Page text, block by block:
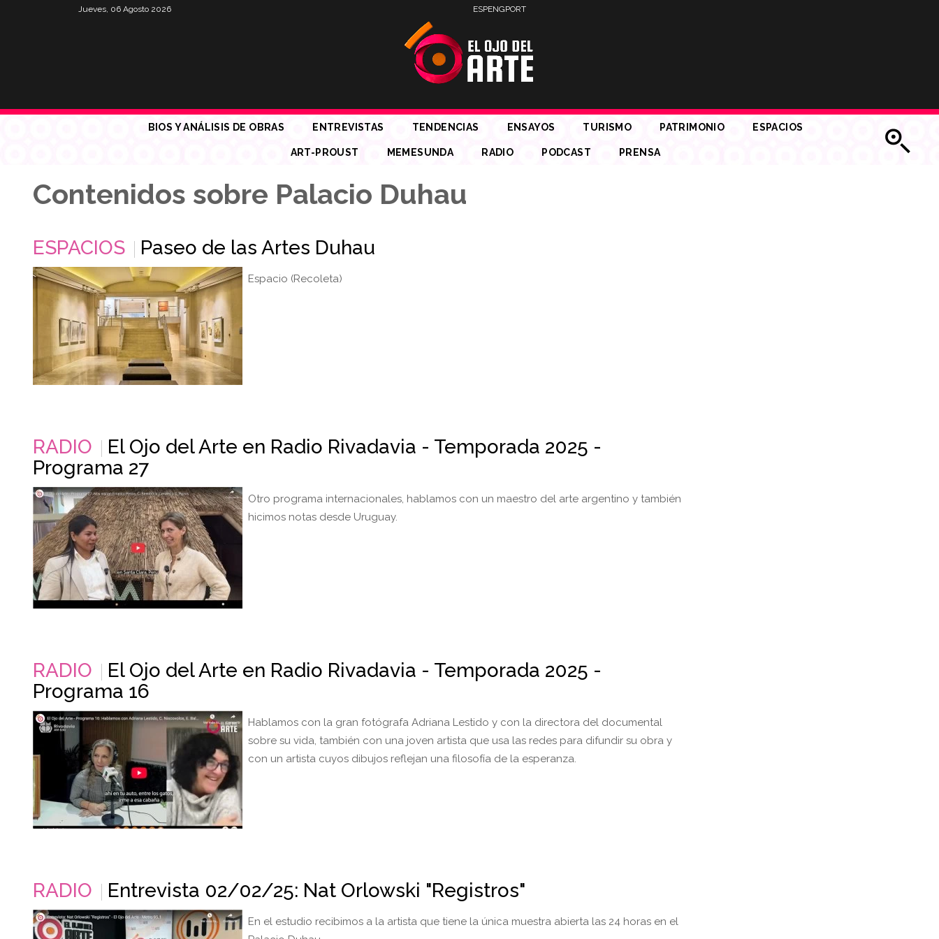
Jueves, 06 Agosto 2026 ESPENGPORT
BIOS Y ANÁLISIS DE OBRAS ENTREVISTAS TENDENCIAS ENSAYOS TURISMO PATRIMONIO ESPACIOS
ART-PROUST MEMESUNDA RADIO PODCAST PRENSA
Contenidos sobre Palacio Duhau
ESPACIOS Paseo de las Artes Duhau
Espacio (Recoleta)
RADIO
El Ojo del Arte en Radio Rivadavia - Temporada 2025 -
Programa 27
Otro programa internacionales, hablamos con un maestro del arte argentino y también
hicimos notas desde Uruguay.
RADIO
El Ojo del Arte en Radio Rivadavia - Temporada 2025 -
Programa 16
Hablamos con la gran fotógrafa Adriana Lestido y con la directora del documental
sobre su vida, también con una joven artista que usa las redes para difundir su obra y
con un artista cuyos dibujos reflejan una filosofía de la esperanza.
RADIO Entrevista 02/02/25: Nat Orlowski "Registros"
En el estudio recibimos a la artista que tiene la única muestra abierta las 24 horas en el